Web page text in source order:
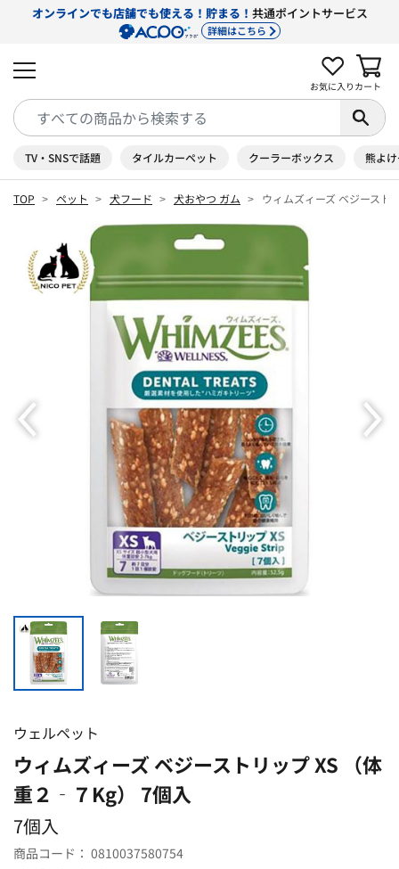
オンラインでも店舗でも使える！貯まる！ 共通ポイントサービス
詳細はこちら
お気に入り カート
TV・SNSで話題 タイルカーペット クーラーボックス 熊よ
TOP ペット 犬フード 犬おやつ ガム ウィムズィーズ ベジース
ウェルペット
ウィムズィーズ ベジーストリップ XS （体
重２‐７Kg） 7個入
7個入
商品コード： 0810037580754